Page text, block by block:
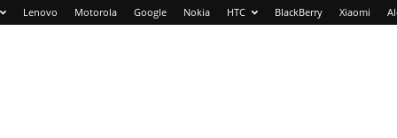
Lenovo Motorola Google Nokia HTC BlackBerry Xiaomi